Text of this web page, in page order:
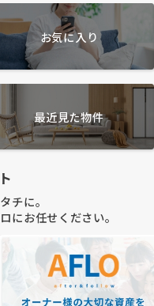
お気に入り
最近見た物件
チに。
にお任せください。